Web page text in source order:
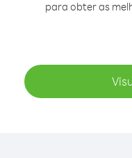
para obter as